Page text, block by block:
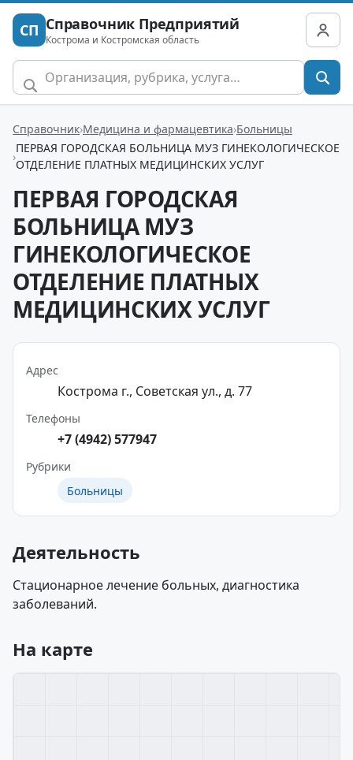
СП Справочник Предприятий
Кострома и Костромская область
Справочник Медицина и фармацевтика Больницы
ПЕРВАЯ ГОРОДСКАЯ БОЛЬНИЦА МУЗ ГИНЕКОЛОГИЧЕСКОЕ
ОТДЕЛЕНИЕ ПЛАТНЫХ МЕДИЦИНСКИХ УСЛУГ
ПЕРВАЯ ГОРОДСКАЯ
БОЛЬНИЦА МУЗ
ГИНЕКОЛОГИЧЕСКОЕ
ОТДЕЛЕНИЕ ПЛАТНЫХ
МЕДИЦИНСКИХ УСЛУГ
Адрес
Кострома г., Советская ул., д. 77
Телефоны
+7 (4942) 577947
Рубрики
Больницы
Деятельность
Стационарное лечение больных, диагностика
заболеваний.
На карте